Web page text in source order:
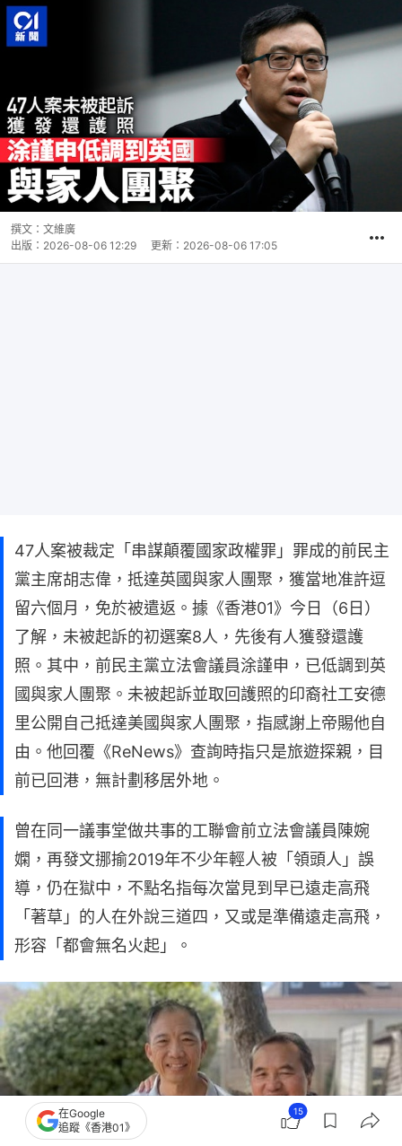
撰文： 文維廣
出版： 2026-08-06 12:29 更新： 2026-08-06 17:05
47人案被裁定「串謀顛覆國家政權罪」罪成的前民主
黨主席胡志偉，抵達英國與家人團聚，獲當地准許逗
留六個月，免於被遣返。據《香港01》今日（6日）
了解，未被起訴的初選案8人，先後有人獲發還護
照。其中，前民主黨立法會議員涂謹申，已低調到英
國與家人團聚。未被起訴並取回護照的印裔社工安德
里公開自己抵達美國與家人團聚，指感謝上帝賜他自
由。他回覆《ReNews》查詢時指只是旅遊探親，目
前已回港，無計劃移居外地。
曾在同一議事堂做共事的工聯會前立法會議員陳婉
嫻，再發文挪揄2019年不少年輕人被「領頭人」誤
導，仍在獄中，不點名指每次當見到早已遠走高飛
「著草」的人在外說三道四，又或是準備遠走高飛，
形容「都會無名火起」。
在Google
追蹤《香港01》
15